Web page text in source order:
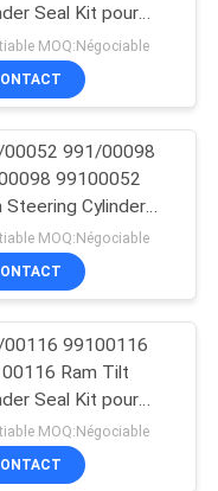
61
Seal Kit pour
3CXMOQ:Négociable
991/00098
99100052
Steering Cylinder
Kit pour JCB 406
MOQ:Négociable
99100116
Ram Tilt
Seal Kit pour
520MOQ:Négociable